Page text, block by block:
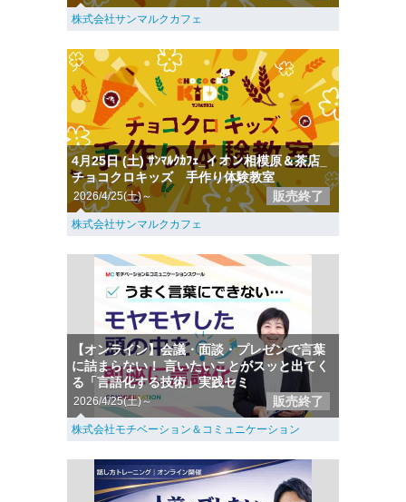
株式会社サンマルクカフェ
4月25日 (土) ｻﾝﾏﾙｸｶﾌｪ_イオン相模原＆茶店_
チョコクロキッズ 手作り体験教室
2026/4/25(土)～ 販売終了
株式会社サンマルクカフェ
【オンライン】会議・面談・プレゼンで言葉
に詰まらない！ 言いたいことがスッと出てく
る「言語化する技術」実践セミ
2026/4/25(土)～ 販売終了
株式会社モチベーション＆コミュニケーション